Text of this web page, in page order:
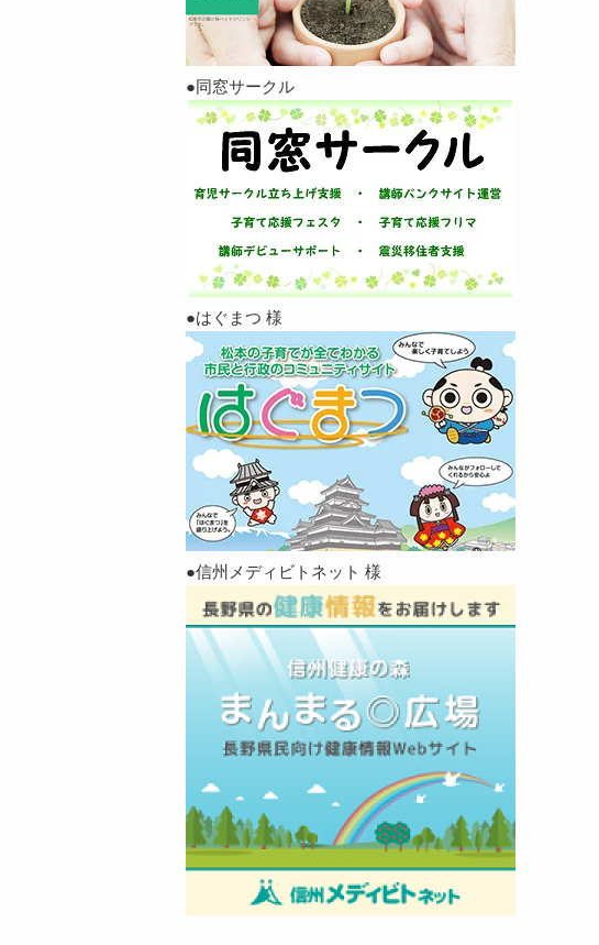
●同窓サークル
●はぐまつ 様
●信州メディビトネット 様